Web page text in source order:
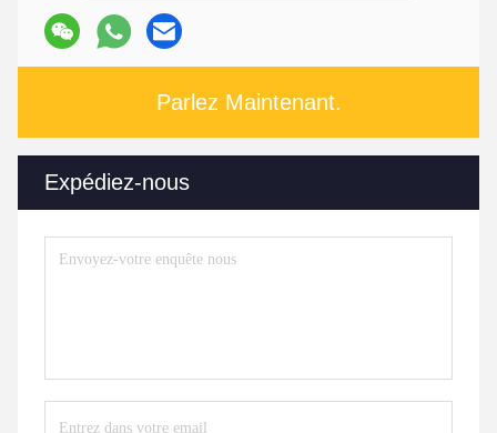
Parlez Maintenant.
Expédiez-nous